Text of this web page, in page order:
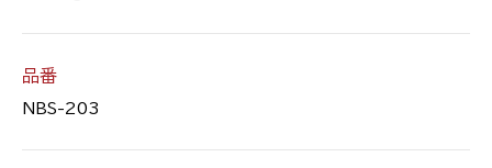
品番
NBS-203